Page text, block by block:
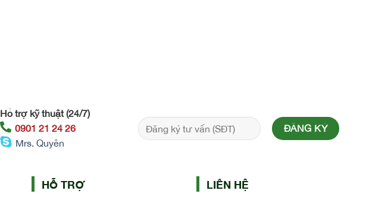
Hỗ trợ kỹ thuật (24/7)
0901 21 24 26
Mrs. Quyên
HỖ TRỢ LIÊN HỆ